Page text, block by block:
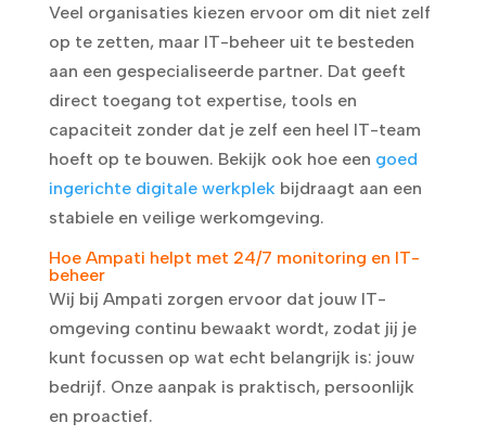
Veel organisaties kiezen ervoor om dit niet zelf
op te zetten, maar IT-beheer uit te besteden
aan een gespecialiseerde partner. Dat geeft
direct toegang tot expertise, tools en
capaciteit zonder dat je zelf een heel IT-team
hoeft op te bouwen. Bekijk ook hoe een goed
ingerichte digitale werkplek bijdraagt aan een
stabiele en veilige werkomgeving.
Hoe Ampati helpt met 24/7 monitoring en IT-
beheer
Wij bij Ampati zorgen ervoor dat jouw IT-
omgeving continu bewaakt wordt, zodat jij je
kunt focussen op wat echt belangrijk is: jouw
bedrijf. Onze aanpak is praktisch, persoonlijk
en proactief.